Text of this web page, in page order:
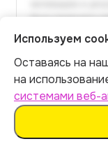
Итог:449
Используем
Оставаясь на
на
системами веб-